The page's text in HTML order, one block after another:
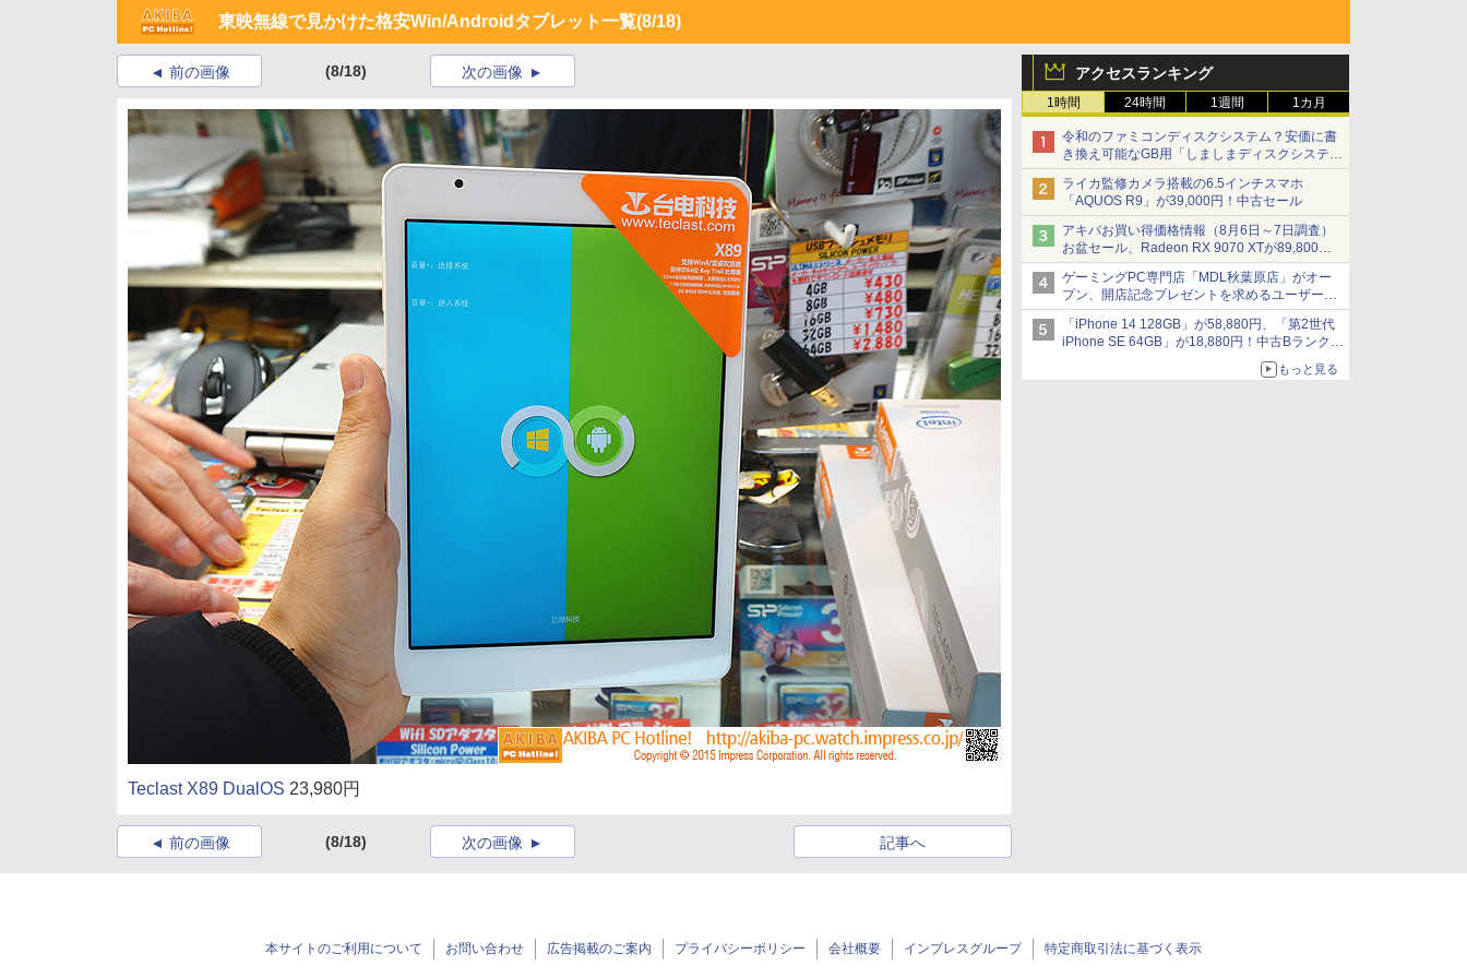
東映無線で見かけた格安Win/Androidタブレット一覧(8/18)
アクセスランキング
1時間 24時間 1週間 1カ月
令和のファミコンディスクシステム？安価に書
き換え可能なGB用「しましまディスクシステ
ム」
ライカ監修カメラ搭載の6.5インチスマホ
「AQUOS R9」が39,000円！中古セール
アキバお買い得価格情報（8月6日～7日調査）
お盆セール、Radeon RX 9070 XTが89,800
円、水平周波数24.8kHz対応の17型モニターが
9,801円、暑さ指数連動セール ほか
ゲーミングPC専門店「MDL秋葉原店」がオー
プン、開店記念プレゼントを求めるユーザーが
押し寄せ長蛇の列に
「iPhone 14 128GB」が58,880円、「第2世代
iPhone SE 64GB」が18,880円！中古Bランク品
もっと見る
前の画像 (8/18) 次の画像
Teclast X89 DualOS 23,980円
前の画像 (8/18) 記事へ
次の画像
本サイトのご利用について お問い合わせ 広告掲載のご案内 プライバシーポリシー 会社概要 インプレスグループ 特定商取引法に基づく表示